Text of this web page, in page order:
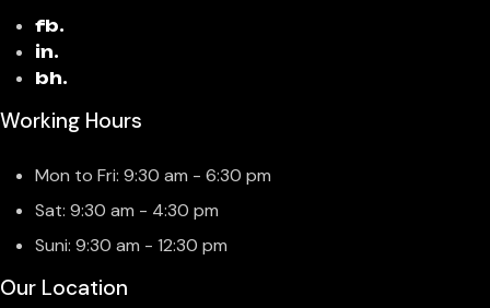
fb.
in.
bh.
Working Hours
Mon to Fri: 9:30 am - 6:30 pm
Sat: 9:30 am - 4:30 pm
Suni: 9:30 am - 12:30 pm
Our Location